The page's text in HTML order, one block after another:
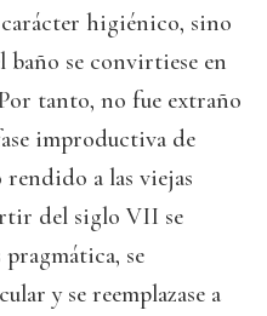
higiénico, sino
baño se convirtiese en
tanto, no fue extraño
improductiva de
rendido a las viejas
del siglo VII se
se
y se reemplazase a